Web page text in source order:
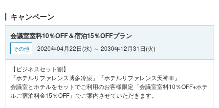
キャンペーン
会議室室料10％OFF＆宿泊15％OFFプラン
その他 2020年04月22日(水) ～ 2030年12月31日(火)
【ビジネスセット割】
『ホテルリファレンス博多冷泉』『ホテルリファレンス天神Ⅲ』
会議室とホテルをセットでご利用のお客様限定「会議室室料10％OFF+ホテ
ルご宿泊料金15％OFF」でご案内させていただきます。